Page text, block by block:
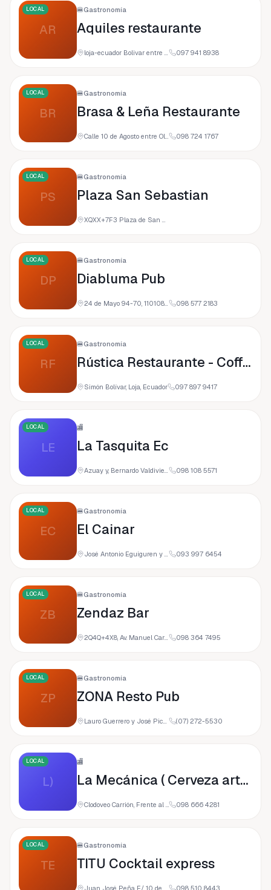
AR
LOCAL 🍔Gastronomía
Aquiles restaurante
loja-ecuador Bolivar entre Mercadillo y Lourdes CC EL ROSAL, 110102 Loja, Ecuador 097 941 8938
BR
LOCAL 🍔Gastronomía
Brasa & Leña Restaurante
Calle 10 de Agosto entre Olmedo Y, Calle Juan Jose Peña, Loja, Ecuador 098 724 1767
PS
LOCAL 🍔Gastronomía
Plaza San Sebastian
XQXX+7F3 Plaza de San Sebastián, Loja, Ecuador
DP
LOCAL 🍔Gastronomía
Diabluma Pub
24 de Mayo 94-70, 110108 Loja, Ecuador 098 577 2183
RF
LOCAL 🍔Gastronomía
Rústica Restaurante - Coffee Shop - Food
Simón Bolívar, Loja, Ecuador 097 897 9417
LE
LOCAL 🏬
La Tasquita Ec
Azuay y, Bernardo Valdivieso, 110108 Loja, Ecuador 098 108 5571
EC
LOCAL 🍔Gastronomía
El Cainar
José Antonio Eguiguren y 24 de Mayo, Loja, Ecuador 093 997 6454
ZB
LOCAL 🍔Gastronomía
Zendaz Bar
2Q4Q+4X8, Av. Manuel Carrión Pinzano, Loja, Ecuador 098 364 7495
ZP
LOCAL 🍔Gastronomía
ZONA Resto Pub
Lauro Guerrero y José Picoita, 110107 Loja, Ecuador (07) 272-5530
L)
LOCAL 🏬
La Mecánica ( Cerveza artesanal Loja )
Clodoveo Carrión, Frente al Registro de la Propiedad, y y Segundo Cueva Celi, 110108 Loja, Ecuador 098 666 4281
TE
LOCAL 🍔Gastronomía
TITU Cocktail express
098 510 8443